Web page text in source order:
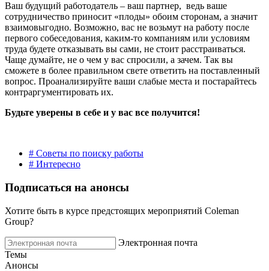
Ваш будущий работодатель – ваш партнер, ведь ваше
сотрудничество приносит «плоды» обоим сторонам, а значит
взаимовыгодно. Возможно, вас не возьмут на работу после
первого собеседования, каким-то компаниям или условиям
труда будете отказывать вы сами, не стоит расстраиваться.
Чаще думайте, не о чем у вас спросили, а зачем. Так вы
сможете в более правильном свете ответить на поставленный
вопрос. Проанализируйте ваши слабые места и постарайтесь
контраргументировать их.
Будьте уверены в себе и у вас все получится!
# Советы по поиску работы
# Интересно
Подписаться на анонсы
Хотите быть в курсе предстоящих мероприятий Coleman
Group?
Электронная почта
Темы
Анонсы